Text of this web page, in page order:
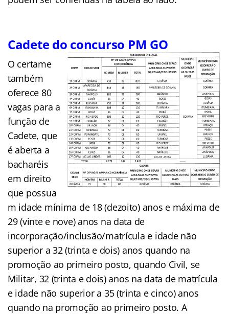
Cadete do concurso PM GO
O certame
também
oferece 80
vagas para a
função de
Cadete, que
é aberta a
bacharéis
em direito
que possua
m idade mínima de 18 (dezoito) anos e máxima de
29 (vinte e nove) anos na data de
incorporação/inclusão/matrícula e idade não
superior a 32 (trinta e dois) anos quando na
promoção ao primeiro posto, quando Civil, se
Militar, 32 (trinta e dois) anos na data de matrícula
e idade não superior a 35 (trinta e cinco) anos
quando na promoção ao primeiro posto. A